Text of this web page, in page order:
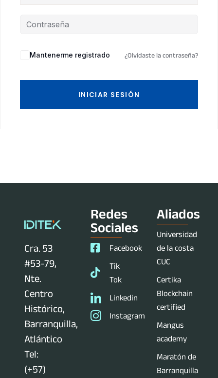
Mantenerme registrado ¿Olvidaste la contraseña?
INICIAR SESIÓN
Cra. 53
#53-79,
Nte.
Centro
Histórico,
Barranquilla,
Atlántico
Tel:
(+57)
Redes
Sociales
Facebook
Tik
Tok
Linkedin
Instagram
Aliados
Universidad
de la costa
CUC
Certika
Blockchain
certified
Mangus
academy
Maratón de
Barranquilla